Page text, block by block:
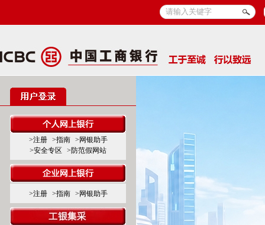
>注册 >指南
>网银助手
>安全专区
>防范假网站
>注册 >指南 >网银助手